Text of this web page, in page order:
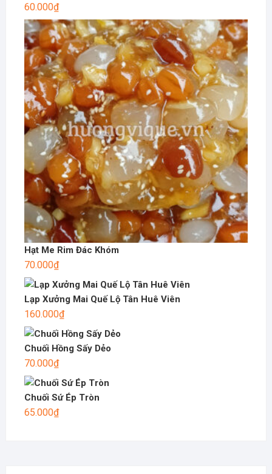
60.000₫
Hạt Me Rim Đác Khóm
70.000₫
Lạp Xưởng Mai Quế Lộ Tân Huê Viên
160.000₫
Chuối Hồng Sấy Dẻo
70.000₫
Chuối Sứ Ép Tròn
65.000₫